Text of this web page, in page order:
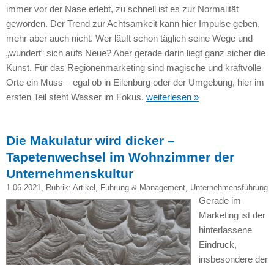
immer vor der Nase erlebt, zu schnell ist es zur Normalität
geworden. Der Trend zur Achtsamkeit kann hier Impulse geben,
mehr aber auch nicht. Wer läuft schon täglich seine Wege und
„wundert“ sich aufs Neue? Aber gerade darin liegt ganz sicher die
Kunst. Für das Regionenmarketing sind magische und kraftvolle
Orte ein Muss – egal ob in Eilenburg oder der Umgebung, hier im
ersten Teil steht Wasser im Fokus. weiterlesen »
Die Makulatur wird dicker –
Tapetenwechsel im Wohnzimmer der
Unternehmenskultur
1.06.2021 , Rubrik: Artikel Führung & Management, Unternehmensführung
Gerade im
Marketing ist der
hinterlassene
Eindruck,
insbesondere der